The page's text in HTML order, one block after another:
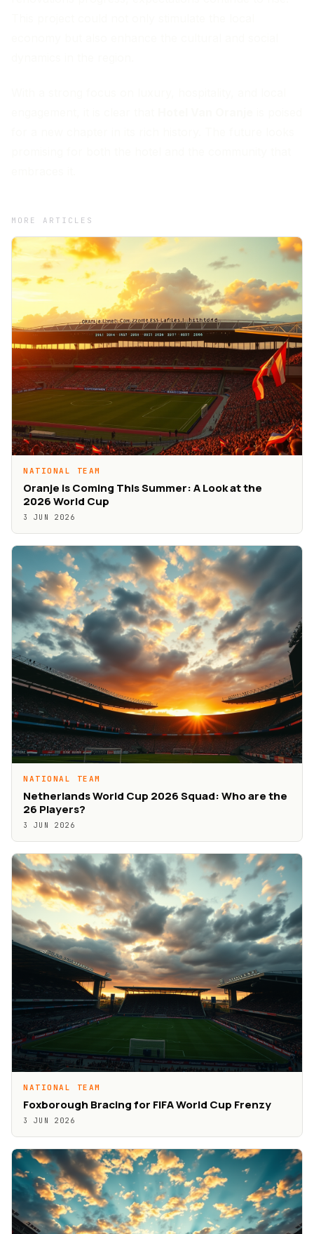
MORE ARTICLES
NATIONAL TEAM
Oranje is Coming This Summer: A Look at the
2026 World Cup
3 JUN 2026
NATIONAL TEAM
Netherlands World Cup 2026 Squad: Who are the
26 Players?
3 JUN 2026
NATIONAL TEAM
Foxborough Bracing for FIFA World Cup Frenzy
3 JUN 2026